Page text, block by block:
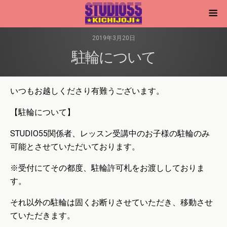
2019年3月20日
駐輪について
いつもお越しくださり有難うございます。
【駐輪について】
STUDIO55関係者、レッスン受講中のお子様の駐輪のみ
可能とさせていただいております。
※受付にてその都度、駐輪許可札をお渡ししておりま
す。
それ以外の駐輪は固くお断りさせていただき、移動させ
ていただきます。